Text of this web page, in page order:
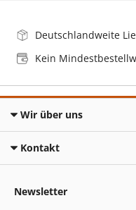
Deutschlandweite
Kein
Wir über uns
Kontakt
Newsletter